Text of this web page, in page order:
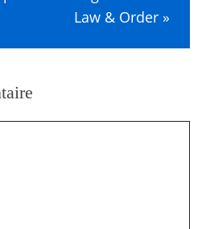
Law & Order »